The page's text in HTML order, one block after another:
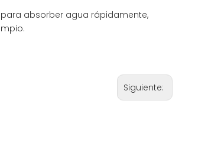
absorber agua rápidamente,
Siguiente: